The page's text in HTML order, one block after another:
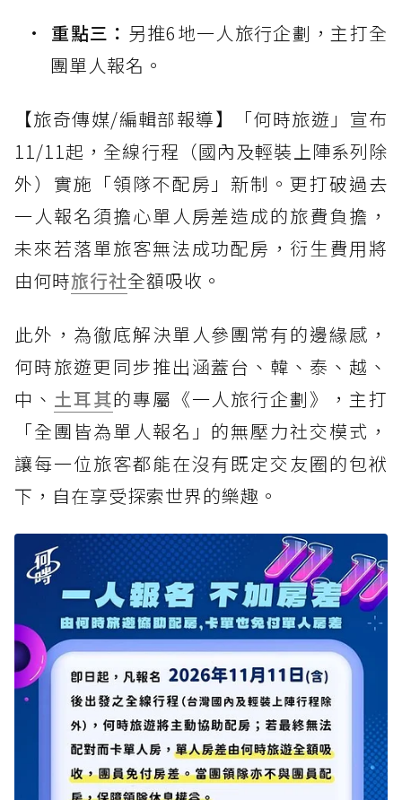
重點三： 另推6地一人旅行企劃，主打全
團單人報名。
【旅奇傳媒/編輯部報導】「何時旅遊」宣布
11/11起，全線行程（國內及輕裝上陣系列除
外）實施「領隊不配房」新制。更打破過去
一人報名須擔心單人房差造成的旅費負擔，
未來若落單旅客無法成功配房，衍生費用將
由何時旅行社全額吸收。
此外，為徹底解決單人參團常有的邊緣感，
何時旅遊更同步推出涵蓋台、韓、泰、越、
中、 土耳其的專屬《一人旅行企劃》，主打
「全團皆為單人報名」的無壓力社交模式，
讓每一位旅客都能在沒有既定交友圈的包袱
下，自在享受探索世界的樂趣。